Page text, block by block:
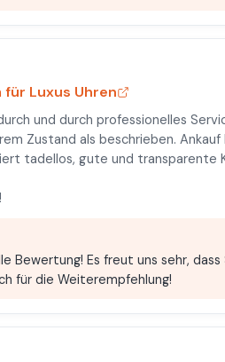
Luxus Uhren
und durch professionelles
Zustand als beschrieben. Ankauf
tadellos, gute und transparente
Bewertung! Es freut uns sehr,
für die Weiterempfehlung!